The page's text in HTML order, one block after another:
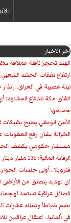
اخر الاخبار
الهند تحجز ناقلة عملاقة بـ25 مليون دولار لشراء النفط العراقي
ارتفاع نفقات الحشد الشعبي بنسبة 72%
ليلة عصيبة في العراق..
‏اتفاق مكة للدفاع
جميعها
الأمن الوطني يطيح بشبكات
الخزانة بشان رفع
مستشار حكومي يكشف الحل
الرقابة المالية: 131 مليار دينار فرق في حسابات الكهرباء مع الجانب الإيراني
فنزويلا.. أولى جلسات
اي تهديد ينطلق من الأراضي
فصائل عراقية تستعد
تضم ضباطاً وتملك عشرات
في ألمانيا.. اعتقال